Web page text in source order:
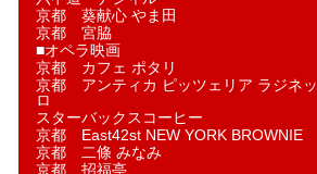
京都 葵献心 やま田
京都 宮脇
■オペラ映画
京都 カフェ ポタリ
京都 アンティカ ピッツェリア ラジネッ
ロ
スターバックスコーヒー
京都 East42st NEW YORK BROWNIE
京都 二條 みなみ
京都 招福亭